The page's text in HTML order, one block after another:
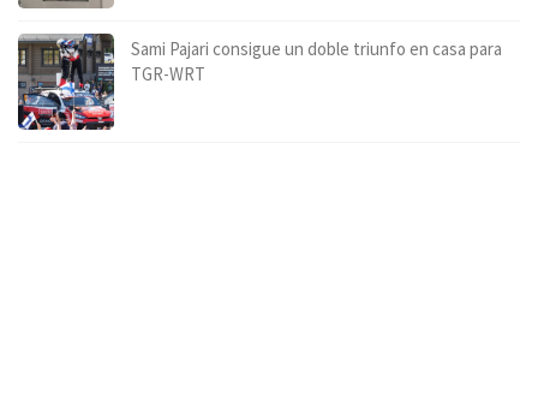
Sami Pajari consigue un doble triunfo en casa para
TGR-WRT